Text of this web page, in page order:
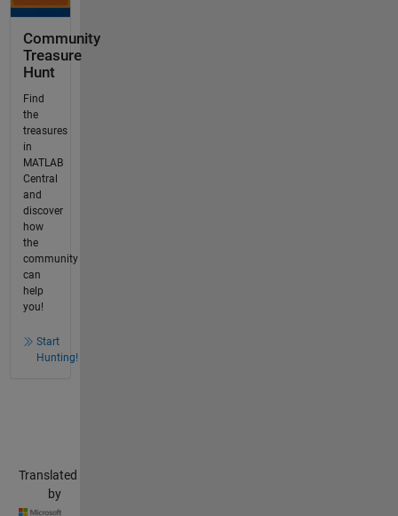
Community
Treasure
Hunt
Find
the
treasures
in
MATLAB
Central
and
discover
how
the
community
can
help
you!
Start
Hunting!
Translated
by